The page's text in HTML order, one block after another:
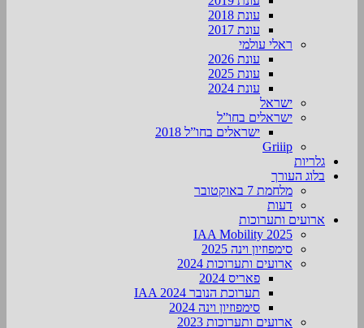
עונת 2018
עונת 2017
ראלי עולמי
עונת 2026
עונת 2025
עונת 2024
ישראל
ישראלים בחו”ל
ישראלים בחו”ל 2018
Griiip
גלריות
בלוג העורך
מלחמת 7 באוקטובר
דעות
ארועים ותערוכות
2025 IAA Mobility
סימפוזיון וינה 2025
ארועים ותערוכות 2024
פאריס 2024
תערוכת הנובר IAA 2024
סימפוזיון וינה 2024
ארועים ותערוכות 2023